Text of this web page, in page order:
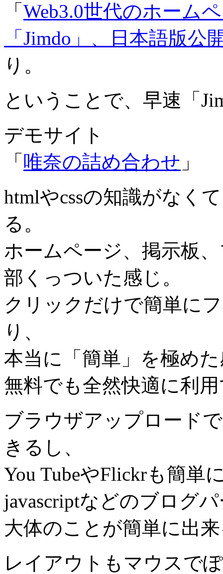
「 Web3.0世代のホーム
「Jimdo」、日本語版公
り。
ということで、早速「
デモサイト
「 唯奈の詰め合わせ 」
htmlやcssの知識がなく
る。
ホームページ、掲示板
部くっついた感じ。
クリックだけで簡単に
り、
本当に「簡単」を極め
無料でも全然快適に利
ブラウザアップロード
きるし、
You TubeやFlickrも簡単
javascriptなどのブログ
大体のことが簡単に出
レイアウトもマウスで